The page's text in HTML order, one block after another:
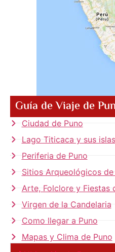
Guía de Viaje de
Ciudad de Puno
Lago Titicaca y sus islas
Periferia de Puno
Sitios Arqueológicos de
Arte, Folclore y Fiestas
Virgen de la Candelaria
Como llegar a Puno
Mapas y Clima de Puno